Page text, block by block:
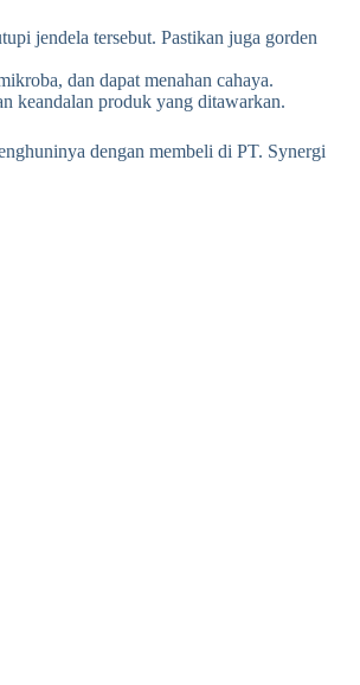
jendela tersebut. Pastikan juga gorden
dan dapat menahan cahaya.
keandalan produk yang ditawarkan.
dengan membeli di PT. Synergi